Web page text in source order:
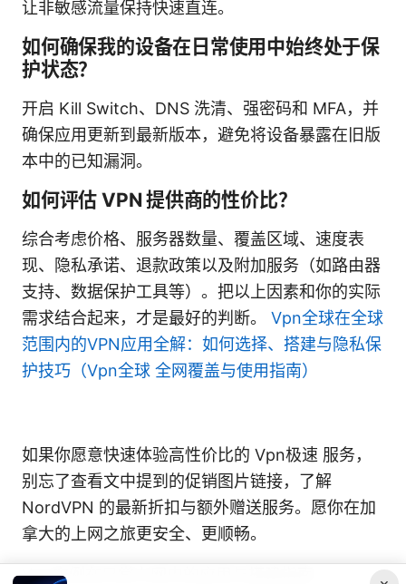
让非敏感流量保持快速直连。
如何确保我的设备在日常使用中始终处于保
护状态？
开启 Kill Switch、DNS 洗清、强密码和 MFA，并
确保应用更新到最新版本，避免将设备暴露在旧版
本中的已知漏洞。
如何评估 VPN 提供商的性价比？
综合考虑价格、服务器数量、覆盖区域、速度表
现、隐私承诺、退款政策以及附加服务（如路由器
支持、数据保护工具等）。把以上因素和你的实际
需求结合起来，才是最好的判断。 Vpn全球在全球
范围内的VPN应用全解：如何选择、搭建与隐私保
护技巧（Vpn全球 全网覆盖与使用指南）
如果你愿意快速体验高性价比的 Vpn极速 服务，
别忘了查看文中提到的促销图片链接，了解
NordVPN 的最新折扣与额外赠送服务。愿你在加
拿大的上网之旅更安全、更顺畅。
Vpn实例在日常上网中的应用与搭建指南